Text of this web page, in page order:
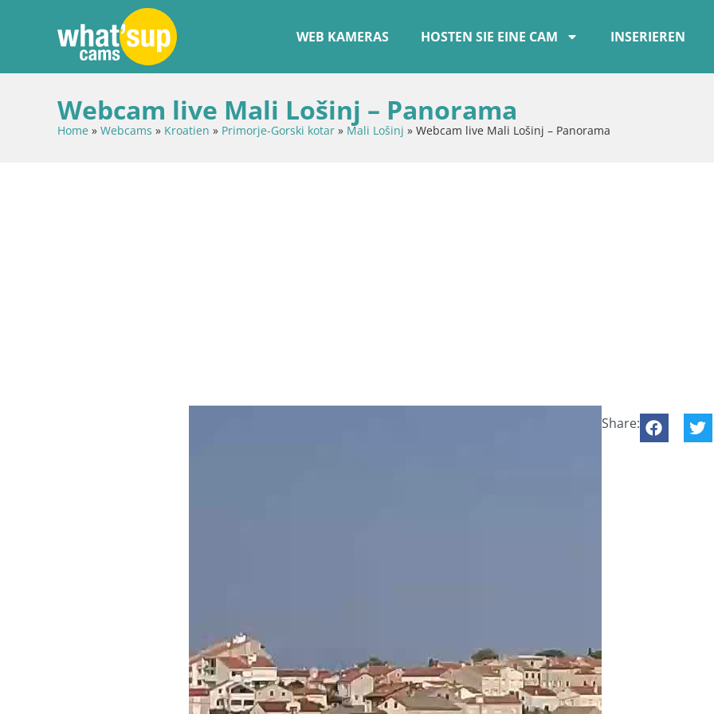
WEB KAMERAS HOSTEN SIE EINE CAM INSERIEREN
Webcam live Mali Lošinj – Panorama
Home » Webcams » Kroatien » Primorje-Gorski kotar » Mali Lošinj » Webcam live Mali Lošinj – Panorama
Share: